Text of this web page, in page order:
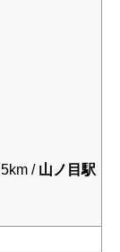
/ 山ノ目駅